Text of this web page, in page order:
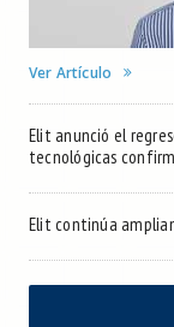
Ver Artículo
Elit anunció el
tecnológicas
Elit continúa